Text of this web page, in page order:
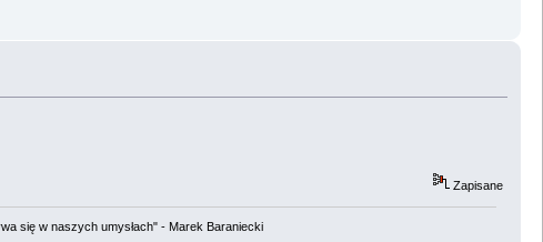
Zapisane
się w naszych umysłach" - Marek Baraniecki